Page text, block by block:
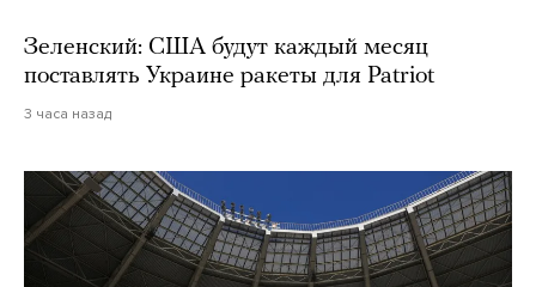
Зеленский: США будут каждый месяц
поставлять Украине ракеты для Patriot
3 часа назад